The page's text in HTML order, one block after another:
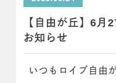
【自由が丘】6月
お知らせ
いつもロイブ自由